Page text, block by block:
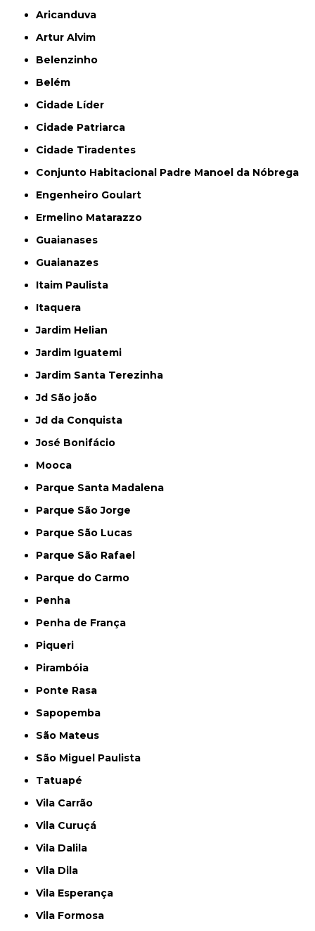
Aricanduva
Artur Alvim
Belenzinho
Belém
Cidade Líder
Cidade Patriarca
Cidade Tiradentes
Conjunto Habitacional Padre Manoel da Nóbrega
Engenheiro Goulart
Ermelino Matarazzo
Guaianases
Guaianazes
Itaim Paulista
Itaquera
Jardim Helian
Jardim Iguatemi
Jardim Santa Terezinha
Jd São joão
Jd da Conquista
José Bonifácio
Mooca
Parque Santa Madalena
Parque São Jorge
Parque São Lucas
Parque São Rafael
Parque do Carmo
Penha
Penha de França
Piqueri
Pirambóia
Ponte Rasa
Sapopemba
São Mateus
São Miguel Paulista
Tatuapé
Vila Carrão
Vila Curuçá
Vila Dalila
Vila Dila
Vila Esperança
Vila Formosa